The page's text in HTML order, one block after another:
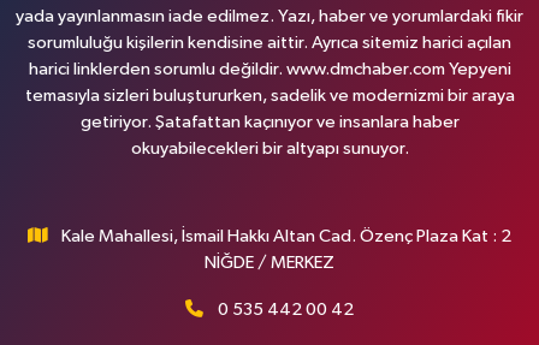
yada yayınlanmasın iade edilmez. Yazı, haber ve yorumlardaki fikir
sorumluluğu kişilerin kendisine aittir. Ayrıca sitemiz harici açılan
harici linklerden sorumlu değildir. www.dmchaber.com Yepyeni
temasıyla sizleri buluştururken, sadelik ve modernizmi bir araya
getiriyor. Şatafattan kaçınıyor ve insanlara haber
okuyabilecekleri bir altyapı sunuyor.
Kale Mahallesi, İsmail Hakkı Altan Cad. Özenç Plaza Kat : 2
NİĞDE / MERKEZ
0 535 442 00 42